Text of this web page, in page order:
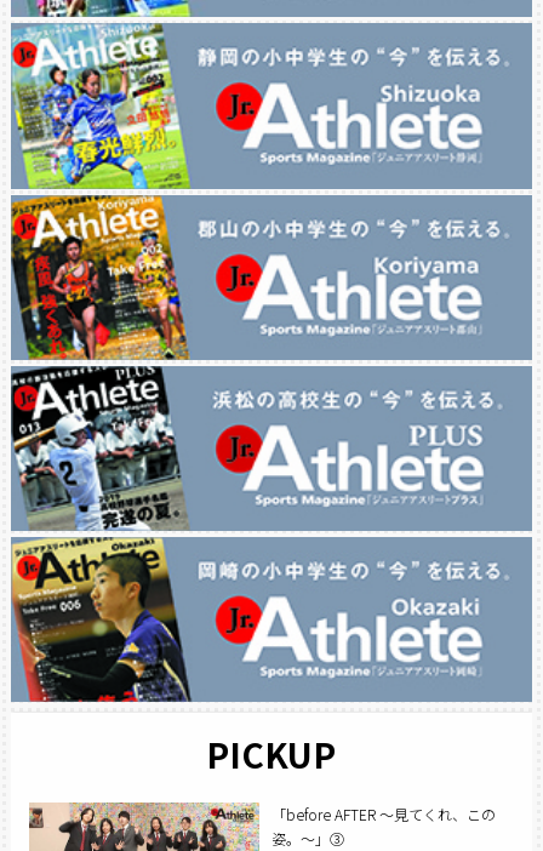
PICKUP
「before AFTER ～見てくれ、この
姿。～」③